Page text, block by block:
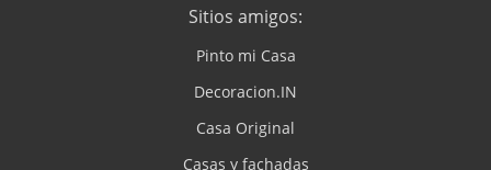
Sitios amigos:
Pinto mi Casa
Decoracion.IN
Casa Original
Casas y fachadas